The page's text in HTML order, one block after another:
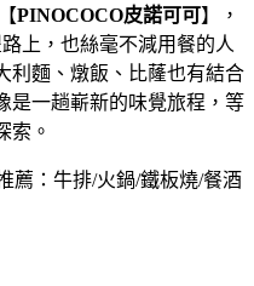
【PINOCOCO皮諾可可】，
上， 也絲毫不減用餐的人
利麵、燉飯、比蕯也有結合
是一趟嶄新的味覺旅程， 等
索。